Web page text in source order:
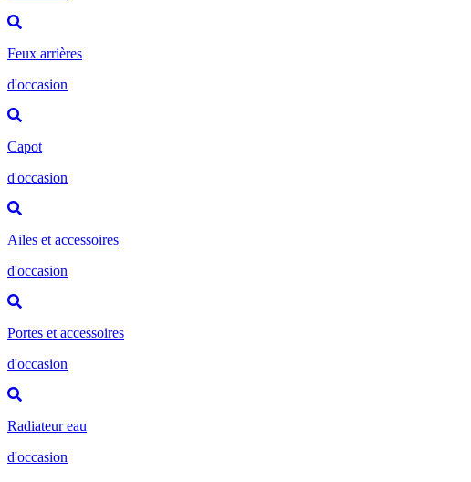
Feux arrières
d'occasion
Capot
d'occasion
Ailes et accessoires
d'occasion
Portes et accessoires
d'occasion
Radiateur eau
d'occasion